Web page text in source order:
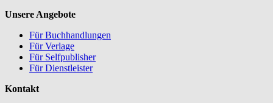
Unsere Angebote
Für Buchhandlungen
Für Verlage
Für Selfpublisher
Für Dienstleister
Kontakt